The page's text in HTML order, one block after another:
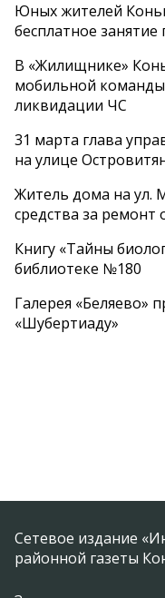
Юных жителей
бесплатное
В «Жилищнике»
мобильной
ликвидации ЧС
31 марта глава
на улице
Житель дома на ул.
средства за
Книгу «Тайны
библиотеке №180
Галерея «Беляево»
«Шубертиаду»
Сетевое издание
районной газеты